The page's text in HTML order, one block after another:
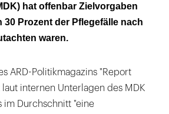
hat offenbar Zielvorgaben
Prozent der Pflegefälle nach
waren.
ARD-Politikmagazins "Report
internen Unterlagen des MDK
im Durchschnitt "eine